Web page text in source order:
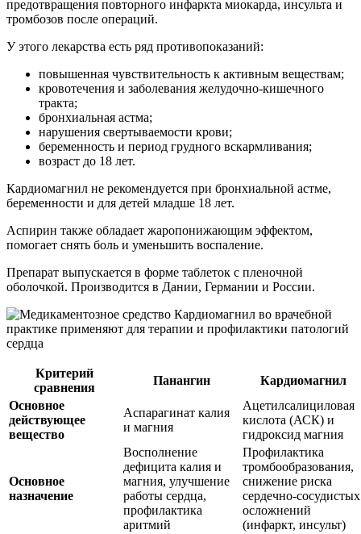
предотвращения повторного инфаркта миокарда, инсульта и
тромбозов после операций.
У этого лекарства есть ряд противопоказаний:
повышенная чувствительность к активным веществам;
кровотечения и заболевания желудочно-кишечного
тракта;
бронхиальная астма;
нарушения свертываемости крови;
беременность и период грудного вскармливания;
возраст до 18 лет.
Кардиомагнил не рекомендуется при бронхиальной астме,
беременности и для детей младше 18 лет.
Аспирин также обладает жаропонижающим эффектом,
помогает снять боль и уменьшить воспаление.
Препарат выпускается в форме таблеток с пленочной
оболочкой. Производится в Дании, Германии и России.
Критерий
сравнения
Панангин
Кардиомагнил
Основное
действующее
вещество
Аспарагинат калия
и магния
Ацетилсалициловая
кислота (АСК) и
гидроксид магния
Основное
назначение
Восполнение
дефицита калия и
магния, улучшение
работы сердца,
профилактика
аритмий
Профилактика
тромбообразования,
снижение риска
сердечно-сосудистых
осложнений
(инфаркт, инсульт)